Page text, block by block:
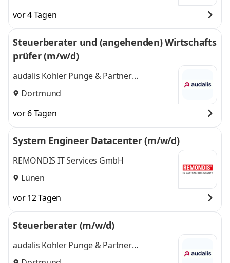
vor 4 Tagen
Steuerberater und (angehenden) Wirtschafts
prüfer (m/w/d)
audalis Kohler Punge & Partner
Wirtschaftsprüfer
Dortmund
vor 6 Tagen
System Engineer Datacenter (m/w/d)
REMONDIS IT Services GmbH
Lünen
vor 12 Tagen
Steuerberater (m/w/d)
audalis Kohler Punge & Partner
Wirtschaftsprüfer